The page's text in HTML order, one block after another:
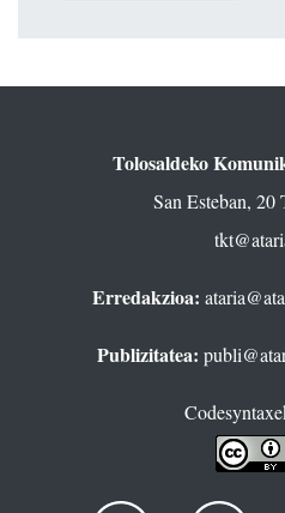
Tolosaldeko
San Esteban, 20
Erredakzioa:
Publizitatea: